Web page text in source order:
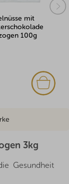
mit weißer
überzogen
100g
3kg
Gesundheit